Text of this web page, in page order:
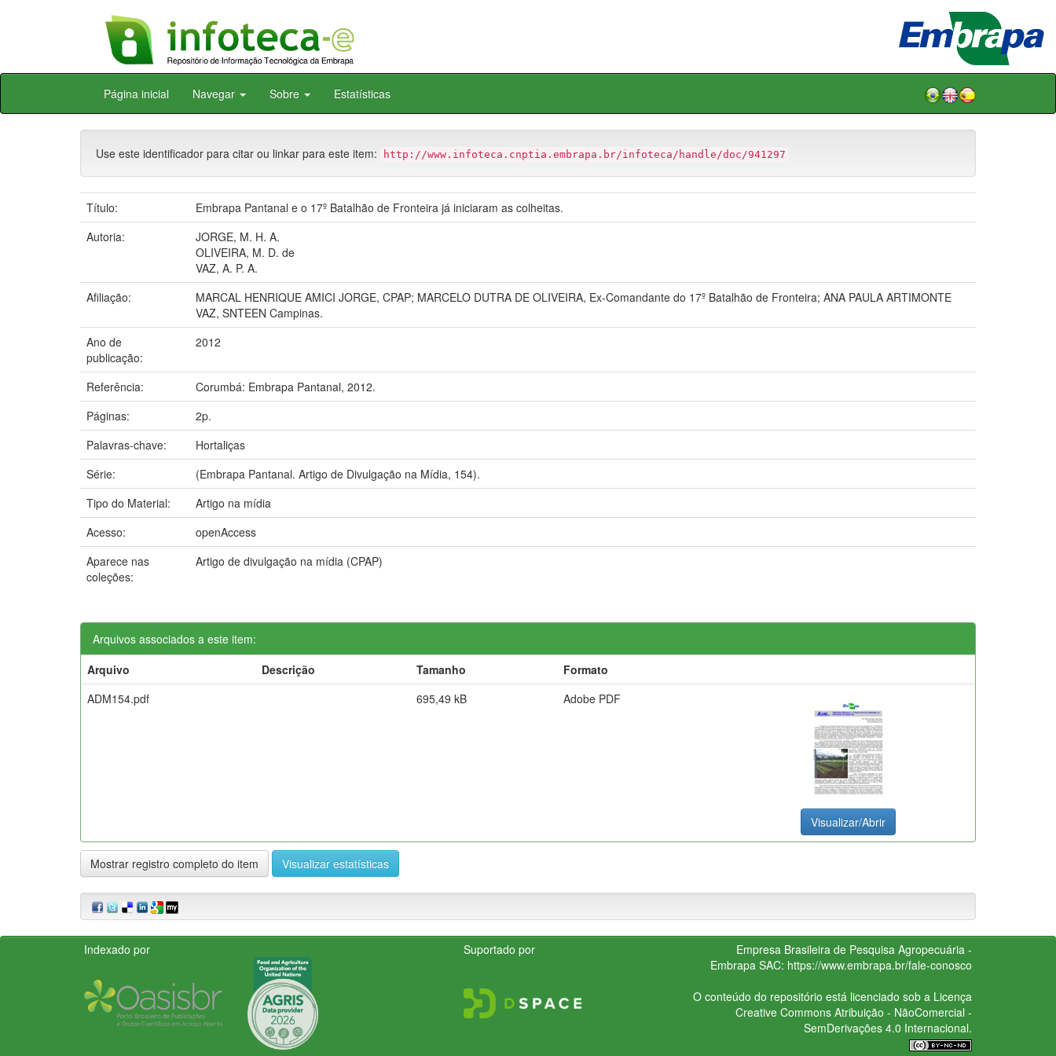
Skip
Página inicial Navegar Sobre Estatísticas
Use este identificador para citar ou linkar para este item: http://www.infoteca.cnptia.embrapa.br/infoteca/handle/doc/941297
Título:
Embrapa Pantanal e o 17º Batalhão de Fronteira já iniciaram as colheitas.
Autoria:
JORGE, M. H. A.
OLIVEIRA, M. D. de
VAZ, A. P. A.
Afiliação:
MARCAL HENRIQUE AMICI JORGE, CPAP; MARCELO DUTRA DE OLIVEIRA, Ex-Comandante do 17º Batalhão de Fronteira; ANA PAULA ARTIMONTE
VAZ, SNTEEN Campinas.
Ano de
publicação:
2012
Referência:
Corumbá: Embrapa Pantanal, 2012.
Páginas:
2p.
Palavras-chave:
Hortaliças
Série:
(Embrapa Pantanal. Artigo de Divulgação na Mídia, 154).
Tipo do Material:
Artigo na mídia
Acesso:
openAccess
Aparece nas
coleções:
Artigo de divulgação na mídia (CPAP)
Arquivos associados a este item:
Arquivo
Descrição Tamanho
Formato
ADM154.pdf
695,49 kB Adobe PDF
Visualizar/Abrir
Mostrar registro completo do item Visualizar estatísticas
Indexado por Suportado por
Empresa Brasileira de Pesquisa Agropecuária -
Embrapa SAC: https://www.embrapa.br/fale-conosco
O conteúdo do repositório está licenciado sob a Licença
Creative CommonsAtribuição - NãoComercial -
SemDerivações 4.0 Internacional.